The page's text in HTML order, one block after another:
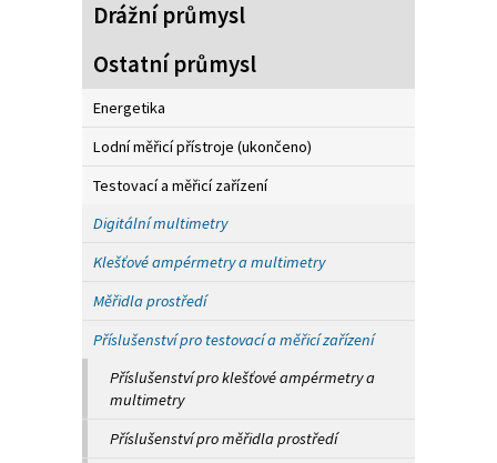
Drážní průmysl
Ostatní průmysl
Energetika
Lodní měřicí přístroje (ukončeno)
Testovací a měřicí zařízení
Digitální multimetry
Klešťové ampérmetry a multimetry
Měřidla prostředí
Příslušenství pro testovací a měřicí zařízení
Příslušenství pro klešťové ampérmetry a
multimetry
Příslušenství pro měřidla prostředí